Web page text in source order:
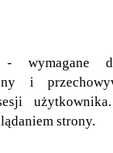
- wymagane
i
strony.